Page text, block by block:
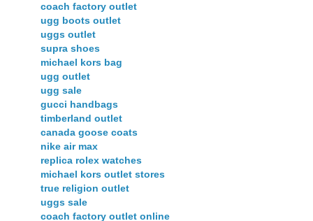
coach factory outlet
ugg boots outlet
uggs outlet
supra shoes
michael kors bag
ugg outlet
ugg sale
gucci handbags
timberland outlet
canada goose coats
nike air max
replica rolex watches
michael kors outlet stores
true religion outlet
uggs sale
coach factory outlet online